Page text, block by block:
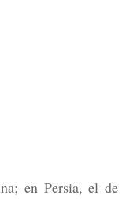
en Persia, el de